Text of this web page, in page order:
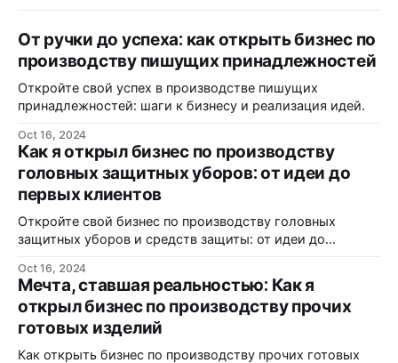
От ручки до успеха: как открыть бизнес по
производству пишущих принадлежностей
Откройте свой успех в производстве пишущих
принадлежностей: шаги к бизнесу и реализация идей.
Oct 16, 2024
Как я открыл бизнес по производству
головных защитных уборов: от идеи до
первых клиентов
Откройте свой бизнес по производству головных
защитных уборов и средств защиты: от идеи до
Oct 16, 2024
Мечта, ставшая реальностью: Как я
открыл бизнес по производству прочих
готовых изделий
Как открыть бизнес по производству прочих готовых